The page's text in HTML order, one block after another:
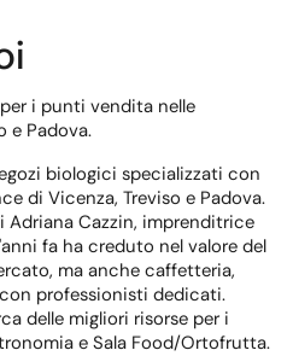
i punti vendita nelle
e Padova.
biologici specializzati con
di Vicenza, Treviso e Padova.
Adriana Cazzin, imprenditrice
fa ha creduto nel valore del
ma anche caffetteria,
professionisti dedicati.
delle migliori risorse per i
e Sala Food/Ortofrutta.